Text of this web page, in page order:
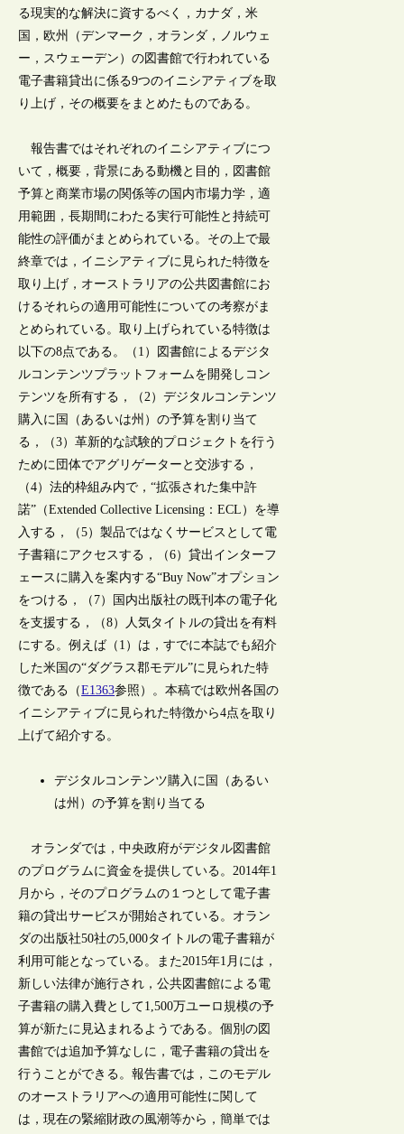
る現実的な解決に資するべく，カナダ，米
国，欧州（デンマーク，オランダ，ノルウェ
ー，スウェーデン）の図書館で行われている
電子書籍貸出に係る9つのイニシアティブを取
り上げ，その概要をまとめたものである。
報告書ではそれぞれのイニシアティブにつ
いて，概要，背景にある動機と目的，図書館
予算と商業市場の関係等の国内市場力学，適
用範囲，長期間にわたる実行可能性と持続可
能性の評価がまとめられている。その上で最
終章では，イニシアティブに見られた特徴を
取り上げ，オーストラリアの公共図書館にお
けるそれらの適用可能性についての考察がま
とめられている。取り上げられている特徴は
以下の8点である。（1）図書館によるデジタ
ルコンテンツプラットフォームを開発しコン
テンツを所有する，（2）デジタルコンテンツ
購入に国（あるいは州）の予算を割り当て
る，（3）革新的な試験的プロジェクトを行う
ために団体でアグリゲーターと交渉する，
（4）法的枠組み内で，“拡張された集中許
諾”（Extended Collective Licensing：ECL）を導
入する，（5）製品ではなくサービスとして電
子書籍にアクセスする，（6）貸出インターフ
ェースに購入を案内する“Buy Now”オプション
をつける，（7）国内出版社の既刊本の電子化
を支援する，（8）人気タイトルの貸出を有料
にする。例えば（1）は，すでに本誌でも紹介
した米国の“ダグラス郡モデル”に見られた特
徴である（E1363参照）。本稿では欧州各国の
イニシアティブに見られた特徴から4点を取り
上げて紹介する。
デジタルコンテンツ購入に国（あるい
は州）の予算を割り当てる
オランダでは，中央政府がデジタル図書館
のプログラムに資金を提供している。2014年1
月から，そのプログラムの１つとして電子書
籍の貸出サービスが開始されている。オラン
ダの出版社50社の5,000タイトルの電子書籍が
利用可能となっている。また2015年1月には，
新しい法律が施行され，公共図書館による電
子書籍の購入費として1,500万ユーロ規模の予
算が新たに見込まれるようである。個別の図
書館では追加予算なしに，電子書籍の貸出を
行うことができる。報告書では，このモデル
のオーストラリアへの適用可能性に関して
は，現在の緊縮財政の風潮等から，簡単では